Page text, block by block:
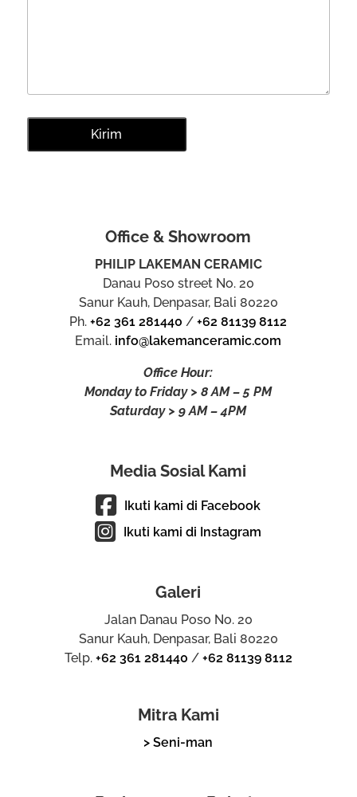
Office & Showroom
PHILIP LAKEMAN CERAMIC
Danau Poso street No. 20
Sanur Kauh, Denpasar, Bali 80220
Ph.+62 361 281440 /+62 81139 8112
Email. info@lakemanceramic.com
Office Hour:
Monday to Friday > 8 AM – 5 PM
Saturday > 9 AM – 4PM
Media Sosial Kami
Ikuti kami di Facebook
Ikuti kami di Instagram
Galeri
Jalan Danau Poso No. 20
Sanur Kauh, Denpasar, Bali 80220
Telp. +62 361 281440 / +62 81139 8112
Mitra Kami
> Seni-man